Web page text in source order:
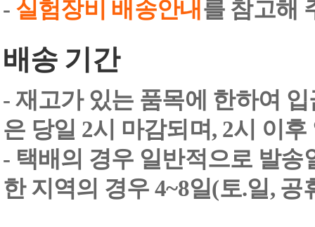
- 실험장비 배송안내 를 참고해
배송 기간
- 재고가 있는 품목에 한하여
은 당일 2시 마감되며, 2시 이
- 택배의 경우 일반적으로 발송
한 지역의 경우 4~8일(토.일,